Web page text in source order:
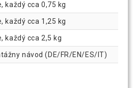
každý cca 0,75 kg
každý cca 1,25 kg
každý cca 2,5 kg
návod (DE/FR/EN/ES/IT)